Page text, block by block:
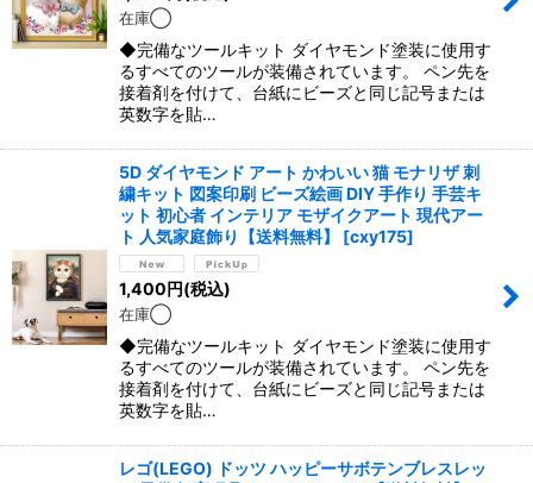
在庫◯
◆完備なツールキット ダイヤモンド塗装に使用す
るすべてのツールが装備されています。 ペン先を
接着剤を付けて、台紙にビーズと同じ記号または
英数字を貼…
5D ダイヤモンド アート かわいい 猫 モナリザ 刺
繍キット 図案印刷 ビーズ絵画 DIY 手作り 手芸キ
ット 初心者 インテリア モザイクアート 現代アー
ト 人気家庭飾り【送料無料】
[cxy175]
1,400円(税込)
在庫◯
◆完備なツールキット ダイヤモンド塗装に使用す
るすべてのツールが装備されています。 ペン先を
接着剤を付けて、台紙にビーズと同じ記号または
英数字を貼…
レゴ(LEGO) ドッツ ハッピーサボテンブレスレッ